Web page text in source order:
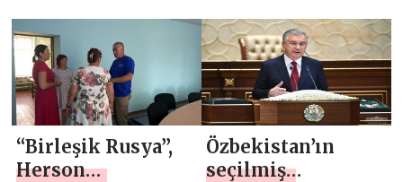
GÖREVE BAŞLADI
“Birleşik Rusya”,
Herson
Özbekistan’ın
seçilmiş